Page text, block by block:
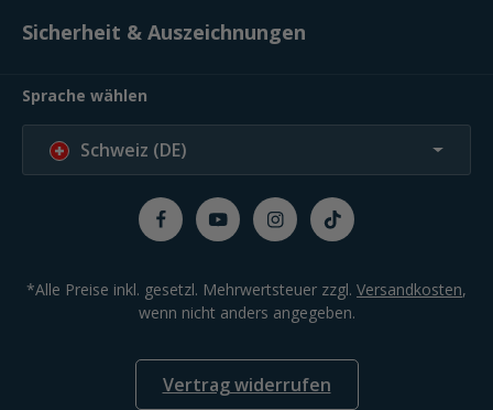
Sicherheit & Auszeichnungen
Sprache wählen
Schweiz (DE)
*Alle Preise inkl. gesetzl. Mehrwertsteuer zzgl. Versandkosten,
wenn nicht anders angegeben.
Vertrag widerrufen